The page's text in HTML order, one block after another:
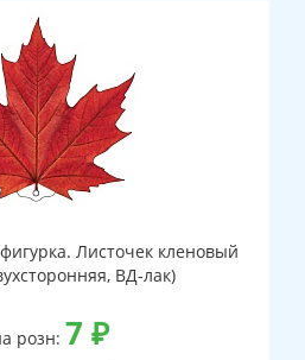
Листочек кленовый
ВД-лак)
розн: 7 ₽